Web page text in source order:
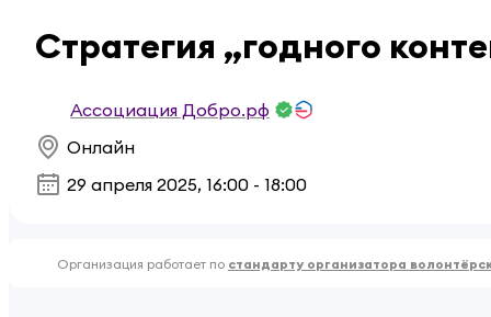
Стратегия „годного
Ассоциация Добро.рф
Онлайн
29 апреля 2025, 16:00 - 18:00
Организация работает по стандарту организатора